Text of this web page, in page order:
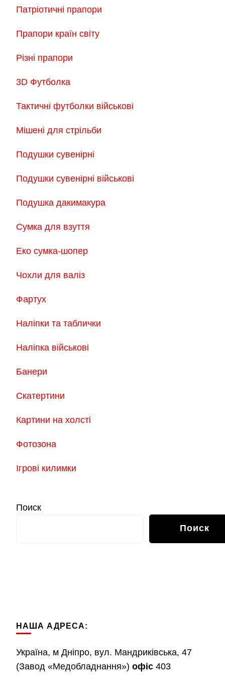
Патріотичні прапори
Прапори країн світу
Різні прапори
3D Футболка
Тактичні футболки військові
Мішені для стрільби
Подушки сувенірні
Подушки сувенірні військові
Подушка дакимакура
Сумка для взуття
Еко сумка-шопер
Чохли для валіз
Фартух
Наліпки та таблички
Наліпка військові
Банери
Скатертини
Картини на холсті
Фотозона
Ігрові килимки
Поиск
Поиск
НАША АДРЕСА:
Україна, м Дніпро, вул. Мандриківська, 47
(Завод «Медобладнання») офіс 403